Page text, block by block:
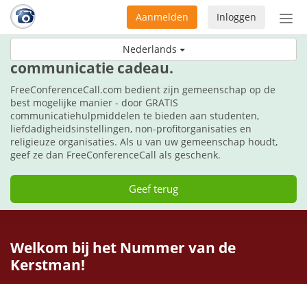
Nederlands
Inloggen
Aanmelden
Geef tijdens deze feestdagen de
communicatie cadeau.
FreeConferenceCall.com bedient zijn gemeenschap op de
best mogelijke manier - door GRATIS
communicatiehulpmiddelen te bieden aan studenten,
liefdadigheidsinstellingen, non-profitorganisaties en
religieuze organisaties. Als u van uw gemeenschap houdt,
geef ze dan FreeConferenceCall als geschenk.
Geef terug
Welkom bij het Nummer van de
Kerstman!